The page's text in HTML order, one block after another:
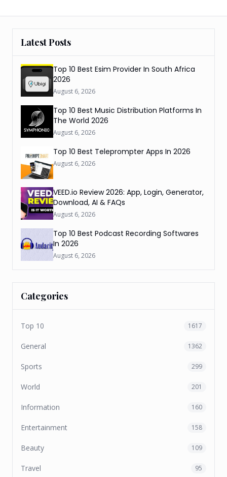
Latest Posts
Top 10 Best Esim Provider In South Africa
2026
August 6, 2026
Top 10 Best Music Distribution Platforms In
The World 2026
August 6, 2026
Top 10 Best Teleprompter Apps In 2026
August 6, 2026
VEED.io Review 2026: App, Login, Generator,
Download, AI & FAQs
August 6, 2026
Top 10 Best Podcast Recording Softwares
In 2026
August 6, 2026
Categories
Top 10 1617
General 1362
Sports 299
World 201
Information 160
Entertainment 158
Beauty 109
Travel 95